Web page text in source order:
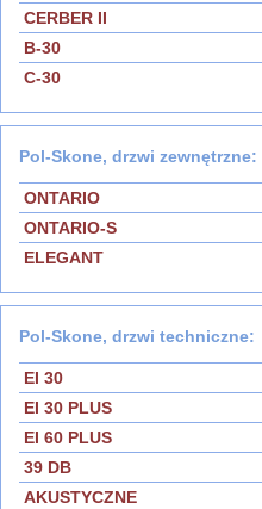
CERBER II
B-30
C-30
Pol-Skone, drzwi zewnętrzne:
ONTARIO
ONTARIO-S
ELEGANT
Pol-Skone, drzwi techniczne:
EI 30
EI 30 PLUS
EI 60 PLUS
39 DB
AKUSTYCZNE